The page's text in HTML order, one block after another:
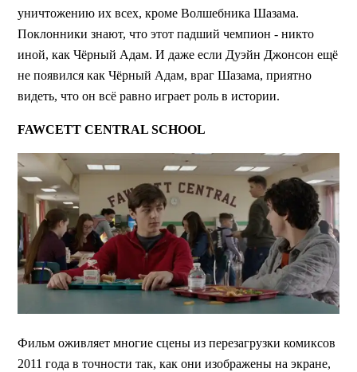
уничтожению их всех, кроме Волшебника Шазама.
Поклонники знают, что этот падший чемпион - никто
иной, как Чёрный Адам. И даже если Дуэйн Джонсон ещё
не появился как Чёрный Адам, враг Шазама, приятно
видеть, что он всё равно играет роль в истории.
FAWCETT CENTRAL SCHOOL
Фильм оживляет многие сцены из перезагрузки комиксов
2011 года в точности так, как они изображены на экране,